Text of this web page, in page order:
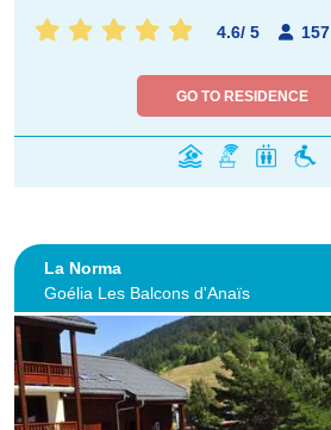
4.6/ 5 157
GO TO RESIDENCE
La Norma
Goélia Les Balcons d'Anaïs